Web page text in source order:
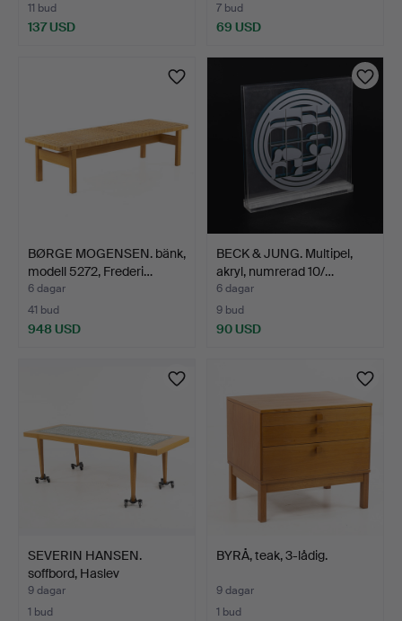
11 bud
137 USD
7 bud
69 USD
BØRGE MOGENSEN. bänk,
modell 5272, Frederi…
6 dagar
41 bud
948 USD
BECK & JUNG. Multipel,
akryl, numrerad 10/…
6 dagar
9 bud
90 USD
SEVERIN HANSEN.
soffbord, Haslev
Möbelsned…
9 dagar
1 bud
BYRÅ, teak, 3-lådig.
9 dagar
1 bud